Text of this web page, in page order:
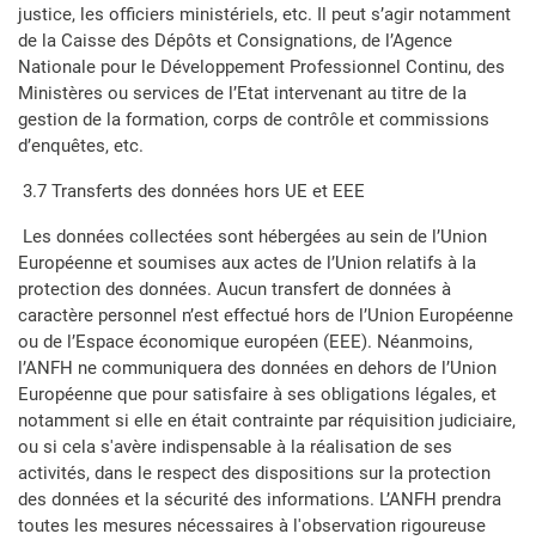
justice, les officiers ministériels, etc. Il peut s’agir notamment
de la Caisse des Dépôts et Consignations, de l’Agence
Nationale pour le Développement Professionnel Continu, des
Ministères ou services de l’Etat intervenant au titre de la
gestion de la formation, corps de contrôle et commissions
d’enquêtes, etc.
3.7 Transferts des données hors UE et EEE
Les données collectées sont hébergées au sein de l’Union
Européenne et soumises aux actes de l’Union relatifs à la
protection des données. Aucun transfert de données à
caractère personnel n’est effectué hors de l’Union Européenne
ou de l’Espace économique européen (EEE). Néanmoins,
l’ANFH ne communiquera des données en dehors de l’Union
Européenne que pour satisfaire à ses obligations légales, et
notamment si elle en était contrainte par réquisition judiciaire,
ou si cela s'avère indispensable à la réalisation de ses
activités, dans le respect des dispositions sur la protection
des données et la sécurité des informations. L’ANFH prendra
toutes les mesures nécessaires à l'observation rigoureuse